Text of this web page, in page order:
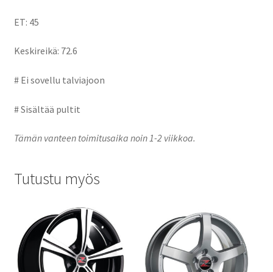
ET: 45
Keskireikä: 72.6
# Ei sovellu talviajoon
# Sisältää pultit
Tämän vanteen toimitusaika noin 1-2 viikkoa.
Tutustu myös